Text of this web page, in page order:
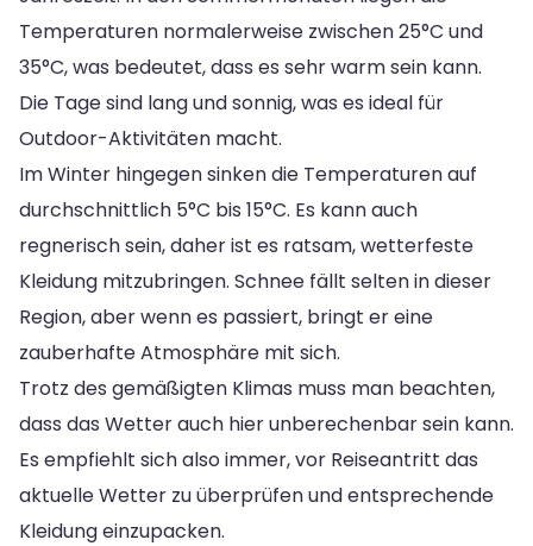
Temperaturen normalerweise zwischen 25°C und
35°C, was bedeutet, dass es sehr warm sein kann.
Die Tage sind lang und sonnig, was es ideal für
Outdoor-Aktivitäten macht.
Im Winter hingegen sinken die Temperaturen auf
durchschnittlich 5°C bis 15°C. Es kann auch
regnerisch sein, daher ist es ratsam, wetterfeste
Kleidung mitzubringen. Schnee fällt selten in dieser
Region, aber wenn es passiert, bringt er eine
zauberhafte Atmosphäre mit sich.
Trotz des gemäßigten Klimas muss man beachten,
dass das Wetter auch hier unberechenbar sein kann.
Es empfiehlt sich also immer, vor Reiseantritt das
aktuelle Wetter zu überprüfen und entsprechende
Kleidung einzupacken.